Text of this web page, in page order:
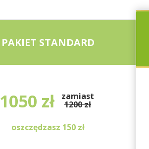
PAKIET STANDARD
1050 zł zamiast
1200 zł
oszczędzasz 150 zł